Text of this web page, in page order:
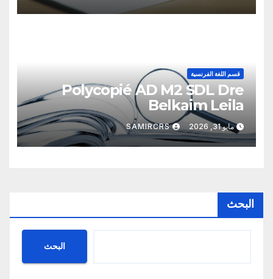
قسم اللغة الفرنسية
Polycopié AD M2 SDL Dre
Belkaim Leila
مايو 31, 2026 SAMIRCRS
البحث
البحث